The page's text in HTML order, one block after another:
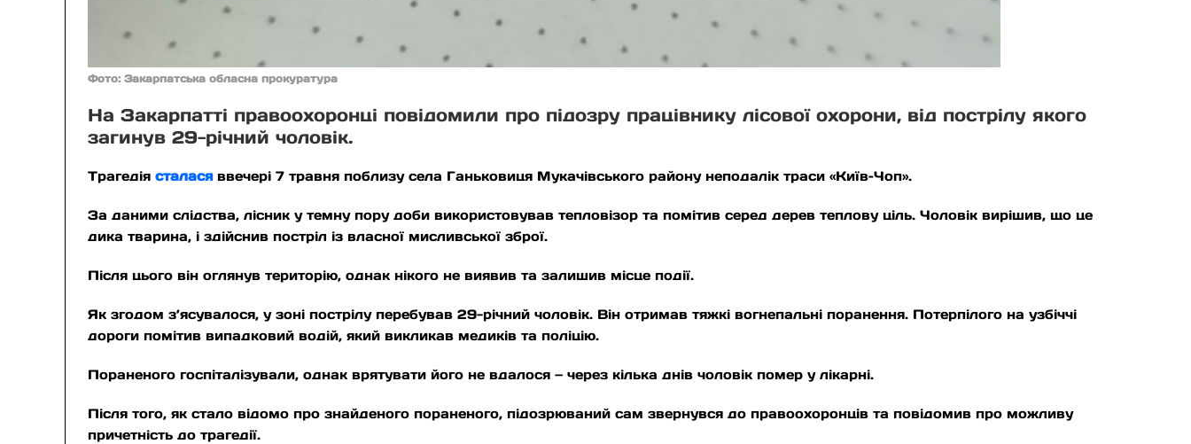
Фото: Закарпатська обласна прокуратура
На Закарпатті правоохоронці повідомили про підозру працівнику лісової охорони, від пострілу якого
загинув 29-річний чоловік.
Трагедіясталасяввечері 7 травня поблизу села Ганьковиця Мукачівського району неподалік траси «Київ–Чоп».
За даними слідства, лісник у темну пору доби використовував тепловізор та помітив серед дерев теплову ціль. Чоловік вирішив, що це
дика тварина, і здійснив постріл із власної мисливської зброї.
Після цього він оглянув територію, однак нікого не виявив та залишив місце події.
Як згодом з’ясувалося, у зоні пострілу перебував 29-річний чоловік. Він отримав тяжкі вогнепальні поранення. Потерпілого на узбіччі
дороги помітив випадковий водій, який викликав медиків та поліцію.
Пораненого госпіталізували, однак врятувати його не вдалося — через кілька днів чоловік помер у лікарні.
Після того, як стало відомо про знайденого пораненого, підозрюваний сам звернувся до правоохоронців та повідомив про можливу
причетність до трагедії.